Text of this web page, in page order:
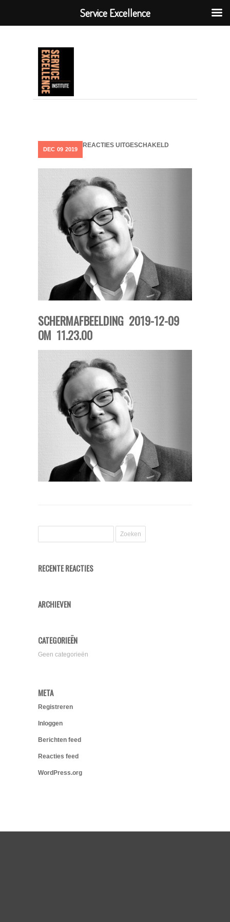
DEC 09 2019
REACTIES UITGESCHAKELD
SCHERMAFBEELDING 2019-12-09
OM 11.23.00
RECENTE REACTIES
ARCHIEVEN
CATEGORIEËN
Geen categorieën
META
Registreren
Inloggen
Berichten feed
Reacties feed
WordPress.org
Service Excellence